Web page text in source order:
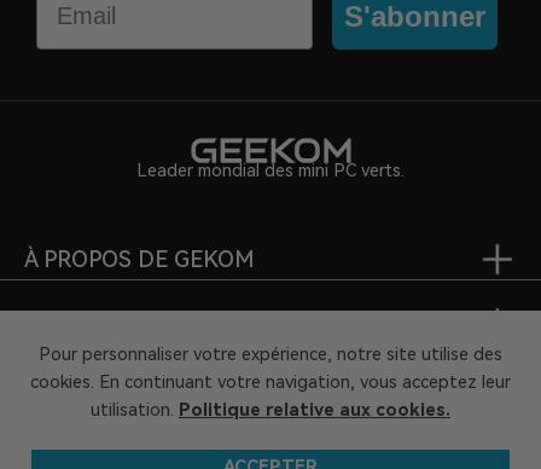
S'abonner
Leader mondial des mini PC verts.
À PROPOS DE GEKOM
PARTENARIAT
Politique de confidentialitéTermes et conditions
Pour personnaliser votre expérience, notre site utilise des
cookies. En continuant votre navigation, vous acceptez leur
utilisation. Politique relative aux cookies.